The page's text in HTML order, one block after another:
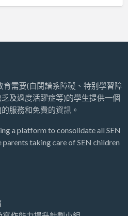
育需要(自閉譜系障礙、特别學習障
及過度活躍症等)的學生提供一個
服務和免費的資訊。
a platform to consolidate all SEN
taking care of SEN children